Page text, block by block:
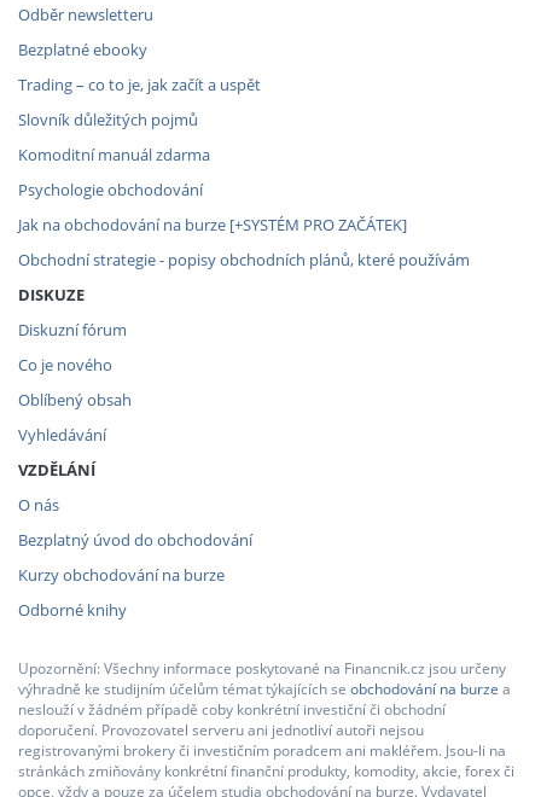
Odběr newsletteru
Bezplatné ebooky
Trading – co to je, jak začít a uspět
Slovník důležitých pojmů
Komoditní manuál zdarma
Psychologie obchodování
Jak na obchodování na burze [+SYSTÉM PRO ZAČÁTEK]
Obchodní strategie - popisy obchodních plánů, které používám
DISKUZE
Diskuzní fórum
Co je nového
Oblíbený obsah
Vyhledávání
VZDĚLÁNÍ
O nás
Bezplatný úvod do obchodování
Kurzy obchodování na burze
Odborné knihy
Upozornění: Všechny informace poskytované na Financnik.cz jsou určeny
výhradně ke studijním účelům témat týkajících se obchodování na burze a
neslouží v žádném případě coby konkrétní investiční či obchodní
doporučení. Provozovatel serveru ani jednotliví autoři nejsou
registrovanými brokery či investičním poradcem ani makléřem. Jsou-li na
stránkách zmiňovány konkrétní finanční produkty, komodity, akcie, forex či
opce, vždy a pouze za účelem studia obchodování na burze. Vydavatel